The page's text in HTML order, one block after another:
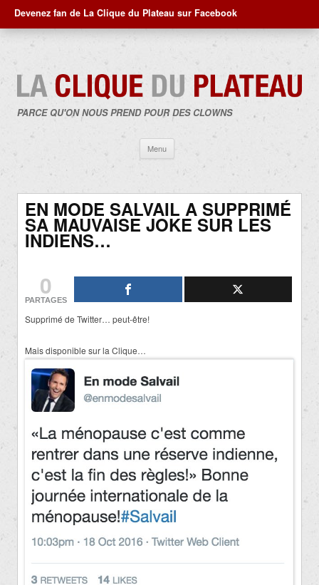
Devenez fan de La Clique du Plateau sur Facebook
PARCE QU'ON NOUS PREND POUR DES CLOWNS
Menu
contenu
EN MODE SALVAIL A SUPPRIMÉ
SA MAUVAISE JOKE SUR LES
INDIENS…
0
PARTAGES
Supprimé de Twitter… peut-être!
Mais disponible sur la Clique…